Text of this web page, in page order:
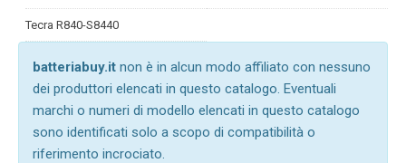
Tecra R840-S8440
batteriabuy.it non è in alcun modo affiliato con nessuno
dei produttori elencati in questo catalogo. Eventuali
marchi o numeri di modello elencati in questo catalogo
sono identificati solo a scopo di compatibilità o
riferimento incrociato.